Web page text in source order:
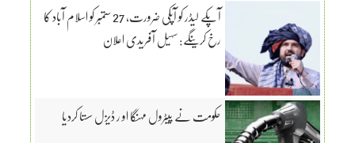
آپکے لیڈر کو آپکی ضرورت، 27 ستمبر کو اسلام آباد کا
رخ کرینگے: سہیل آفریدی اعلان
حکومت نے پیٹرول مہنگا او ر ڈیزل سستا کردیا